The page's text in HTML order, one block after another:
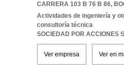
CARRERA 103 B 76 B 86,
Actividades de ingeniería y
consultoría técnica
SOCIEDAD POR ACCIONES
Ver empresa Ver en